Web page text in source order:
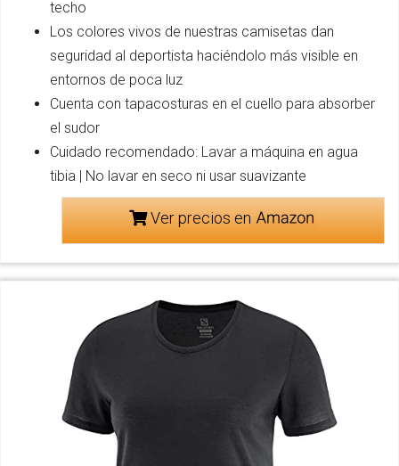
techo
Los colores vivos de nuestras camisetas dan
seguridad al deportista haciéndolo más visible en
entornos de poca luz
Cuenta con tapacosturas en el cuello para absorber
el sudor
Cuidado recomendado: Lavar a máquina en agua
tibia | No lavar en seco ni usar suavizante
Ver precios en